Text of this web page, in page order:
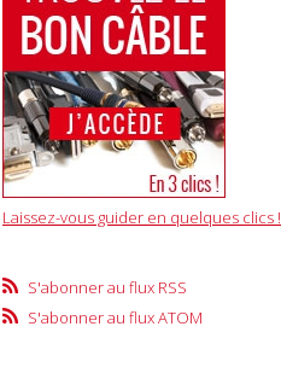
Laissez-vous guider en quelques clics !
S'abonner au flux RSS
S'abonner au flux ATOM